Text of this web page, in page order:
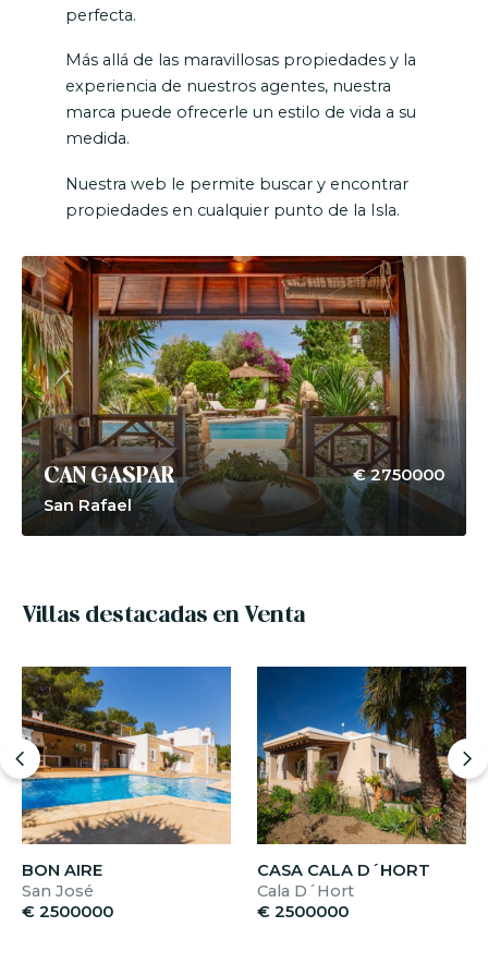
perfecta.
Más allá de las maravillosas propiedades y la
experiencia de nuestros agentes, nuestra
marca puede ofrecerle un estilo de vida a su
medida.
Nuestra web le permite buscar y encontrar
propiedades en cualquier punto de la Isla.
CAN GASPAR
San Rafael
€ 2750000
Villas destacadas en Venta
BON AIRE
San José
€ 2500000
CASA CALA D´HORT
Cala D´Hort
€ 2500000